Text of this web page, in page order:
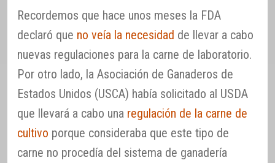
Recordemos que hace unos meses la FDA
declaró que no veía la necesidad de llevar a cabo
nuevas regulaciones para la carne de laboratorio.
Por otro lado, la Asociación de Ganaderos de
Estados Unidos (USCA) había solicitado al USDA
que llevará a cabo una regulación de la carne de
cultivo porque consideraba que este tipo de
carne no procedía del sistema de ganadería